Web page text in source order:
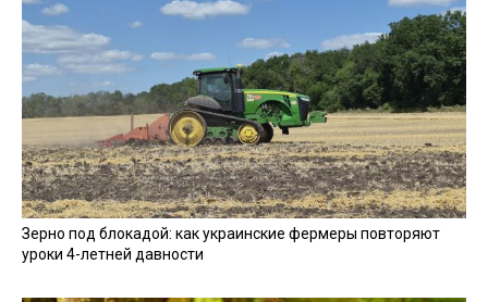
Зерно под блокадой: как украинские фермеры повторяют
уроки 4-летней давности